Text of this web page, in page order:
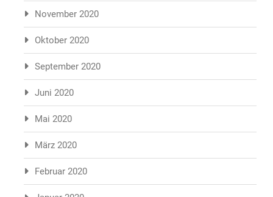
November 2020
Oktober 2020
September 2020
Juni 2020
Mai 2020
März 2020
Februar 2020